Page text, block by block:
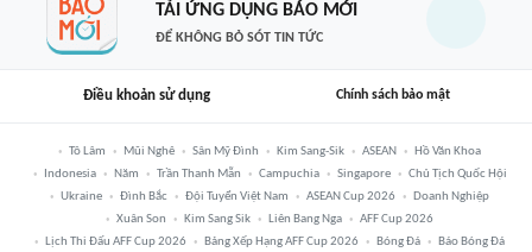
TẢI ỨNG DỤNG BÁO MỚI
ĐỂ KHÔNG BỎ SÓT TIN TỨC
Điều khoản sử dụng Chính sách bảo mật
Tô Lâm Mũi Nghê Sân Mỹ Đình Kim Sang-Sik ASEAN
Hồ Văn Khoa
Indonesia
Năm Trần Thanh Mẫn Campuchia Singapore
Chủ Tịch Quốc Hội
Ukraine
Đình Bắc Đội Tuyển Việt Nam ASEAN Cup 2026
Doanh Nghiệp
Xuân Son
Kim Sang Sik Liên Bang Nga
AFF Cup 2026
Lịch Thi Đấu AFF Cup 2026
Bảng Xếp Hạng AFF Cup 2026 Bóng Đá Báo Bóng Đá